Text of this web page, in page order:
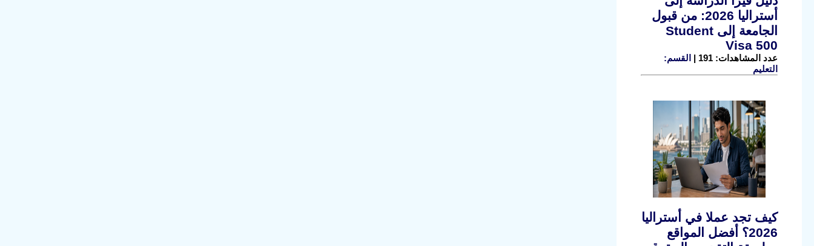
أستراليا 2026: من قبول
الجامعة إلى Student
Visa 500
عدد المشاهدات: 191 |
القسم:
التعليم
كيف تجد عملا في أستراليا
2026؟ أفضل المواقع